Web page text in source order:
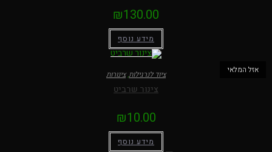
₪130.00
מידע נוסף
אזל המלאי ציוד לנרגילות,צינורות
צינור שרביט
₪10.00
מידע נוסף